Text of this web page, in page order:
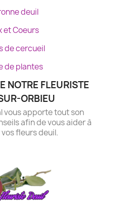
deuil
et Coeurs
de cercueil
de plantes
NOTRE FLEURISTE
ORBIEU
vous apporte tout son
afin de vous aider à
fleurs deuil.